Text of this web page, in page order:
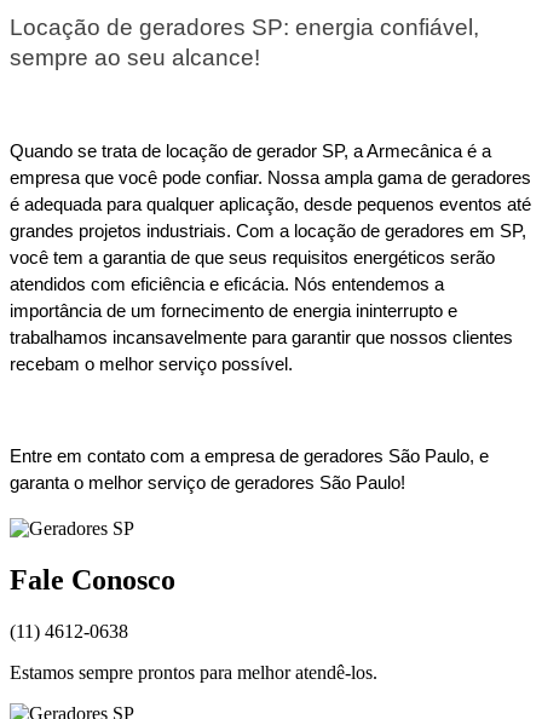
Locação de geradores SP: energia confiável,
sempre ao seu alcance!
Quando se trata de locação de gerador SP, a Armecânica é a
empresa que você pode confiar. Nossa ampla gama de geradores
é adequada para qualquer aplicação, desde pequenos eventos até
grandes projetos industriais. Com a locação de geradores em SP,
você tem a garantia de que seus requisitos energéticos serão
atendidos com eficiência e eficácia. Nós entendemos a
importância de um fornecimento de energia ininterrupto e
trabalhamos incansavelmente para garantir que nossos clientes
recebam o melhor serviço possível.
Entre em contato com a empresa de geradores São Paulo, e
garanta o melhor serviço de geradores São Paulo!
Fale Conosco
(11) 4612-0638
Estamos sempre prontos para melhor atendê-los.